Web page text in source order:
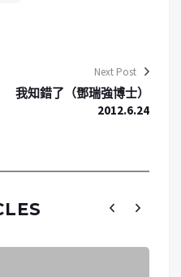
Next Post
我知錯了（鄧瑞強博士）
2012.6.24